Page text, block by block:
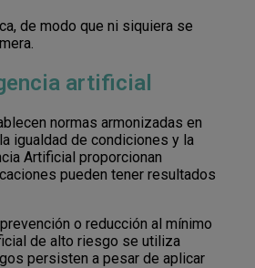
de modo que ni siquiera se
artificial
normas armonizadas en
igualdad de condiciones y la
Artificial proporcionan
pueden tener resultados
o reducción al mínimo
de alto riesgo se utiliza
persisten a pesar de aplicar